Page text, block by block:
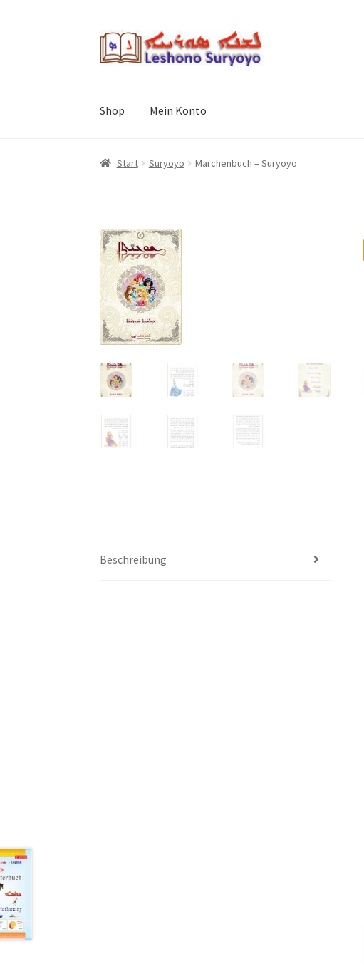
Zur
Navigation
Zum
Inhalt
Shop Mein Konto
Start Suryoyo Märchenbuch – Suryoyo
Beschreibung